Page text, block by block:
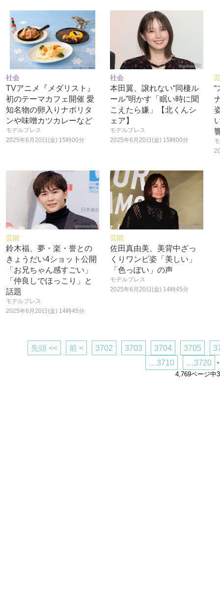
社会
TVアニメ『メダリスト』
初のテーマカフェ開催 愛
知名物の卵入りナポリタ
ンや味噌カツカレーなど
モデルプレス
2025年6月20日(金) 15時00分
社会
本田翼、譲れない“同棲ル
ール”明かす「眠い時に聞
こえたら嫌」【北くんシ
ェア】
モデルプレス
2025年6月20日(金) 15時00分
“
芸能
鈴木福、夢・楽・誉との
きょうだい4ショット公開
「お兄ちゃん感すごい」
「仲良しでほっこり」と
話題
モデルプレス
2025年6月20日(金) 14時45分
芸能
佐田真由美、美背中ざっ
くりワンピ姿「美しい」
「色っぽい」の声
モデルプレス
2025年6月20日(金) 14時45分
先頭 << 前 < 3702 3703 3704 3705
…3710
…3720
4,769ページ中